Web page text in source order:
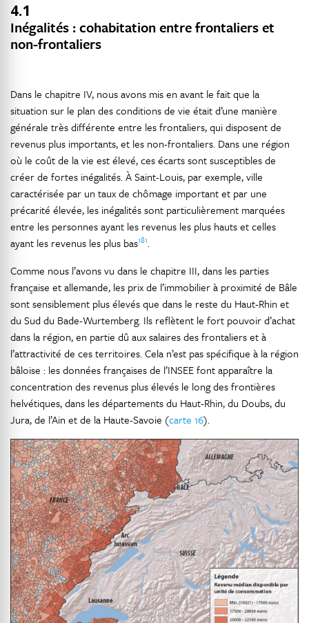
4.1
Inégalités : cohabitation entre frontaliers et
non-frontaliers
Dans le chapitre IV, nous avons mis en avant le fait que la
situation sur le plan des conditions de vie était d’une manière
générale très différente entre les frontaliers, qui disposent de
revenus plus importants, et les non-frontaliers. Dans une région
où le coût de la vie est élevé, ces écarts sont susceptibles de
créer de fortes inégalités. À Saint-Louis, par exemple, ville
caractérisée par un taux de chômage important et par une
précarité élevée, les inégalités sont particulièrement marquées
entre les personnes ayant les revenus les plus hauts et celles
ayant les revenus les plus bas181.
Comme nous l’avons vu dans le chapitre III, dans les parties
française et allemande, les prix de l’immobilier à proximité de Bâle
sont sensiblement plus élevés que dans le reste du Haut-Rhin et
du Sud du Bade-Wurtemberg. Ils reflètent le fort pouvoir d’achat
dans la région, en partie dû aux salaires des frontaliers et à
l’attractivité de ces territoires. Cela n’est pas spécifique à la région
bâloise : les données françaises de l’INSEE font apparaître la
concentration des revenus plus élevés le long des frontières
helvétiques, dans les départements du Haut-Rhin, du Doubs, du
Jura, de l’Ain et de la Haute-Savoie (carte 16).